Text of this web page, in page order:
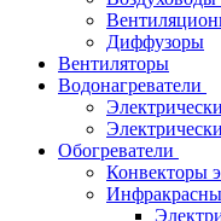
Диффузоры
Вентиляторы
Водонагреватели
Обогреватели
Конвекторы